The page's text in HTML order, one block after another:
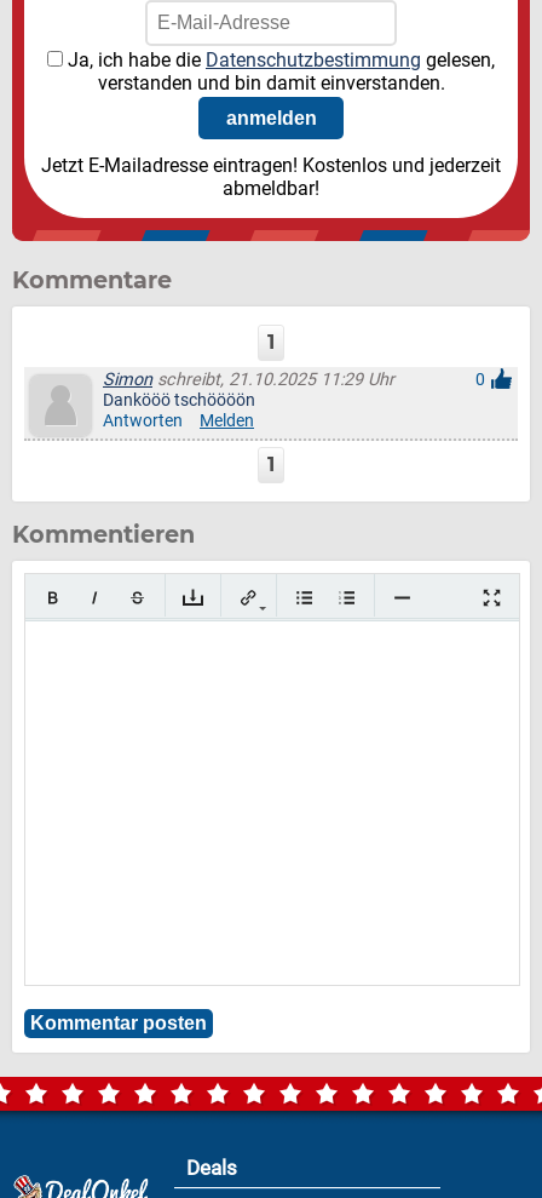
Ja, ich habe die Datenschutzbestimmung gelesen,
verstanden und bin damit einverstanden.
Jetzt E-Mailadresse eintragen! Kostenlos und jederzeit
abmeldbar!
Kommentare
1
Simonschreibt, 21.10.2025 11:29 Uhr
0
Dankööö tschöööön
Antworten
Melden
1
Kommentieren
Deals